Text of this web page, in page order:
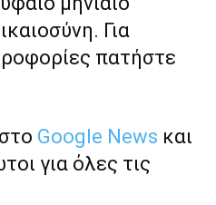
Για
πατήστε
Google News και
για όλες τις